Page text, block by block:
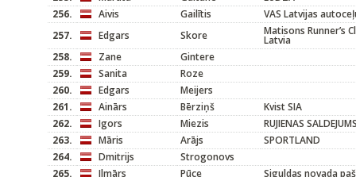
256.
Aivis Gailītis
VAS Latvijas
257.
Edgars Skore Matisons Runner’s
Latvia
258.
Zane
Gintere
259.
Sanita
Roze
260.
Edgars
Meijers
261.
Ainārs Bērziņš
Kvist SIA
262.
Igors Miezis
RUJIENAS
263.
Māris Arājs
SPORTLAND
264.
Dmitrijs
Strogonovs
265.
Ilmārs Pūce
Siguldas novada